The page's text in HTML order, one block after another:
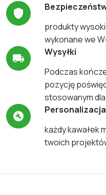
produkty
wykonane we
Wysyłki
Podczas
pozycję
stosowanym
Personalizacja
każdy kawałek
twoich